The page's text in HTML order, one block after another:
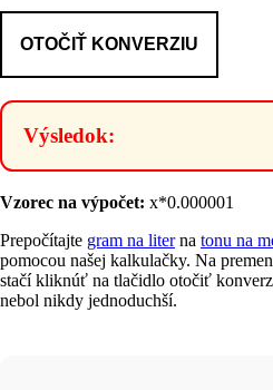
OTOČIŤ KONVERZIU
Výsledok:
Vzorec na výpočet: x*0.000001
Prepočítajte gram na literna tonu na
pomocou našej kalkulačky. Na
stačí kliknúť na tlačidlo otočiť
nebol nikdy jednoduchší.